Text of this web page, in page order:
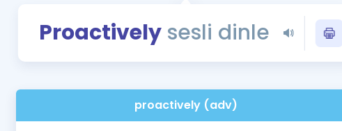
YDS - YÖKDİL
İngilizce
Proactivelysesli dinle
proactively (adv)